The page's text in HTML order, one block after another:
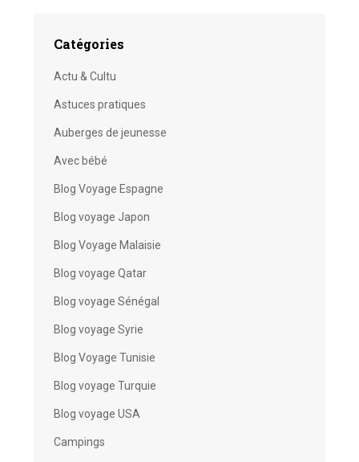
Catégories
Actu & Cultu
Astuces pratiques
Auberges de jeunesse
Avec bébé
Blog Voyage Espagne
Blog voyage Japon
Blog Voyage Malaisie
Blog voyage Qatar
Blog voyage Sénégal
Blog voyage Syrie
Blog Voyage Tunisie
Blog voyage Turquie
Blog voyage USA
Campings